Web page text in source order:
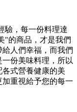
驗，每一份料理達
"的商品，才是我們
人們幸福，而我們
份美味料理，所以
式營養健康的美
重視給予您的每一